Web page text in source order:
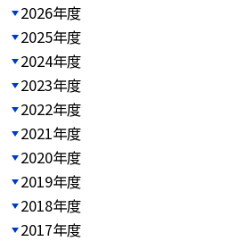
2026年度
2025年度
2024年度
2023年度
2022年度
2021年度
2020年度
2019年度
2018年度
2017年度